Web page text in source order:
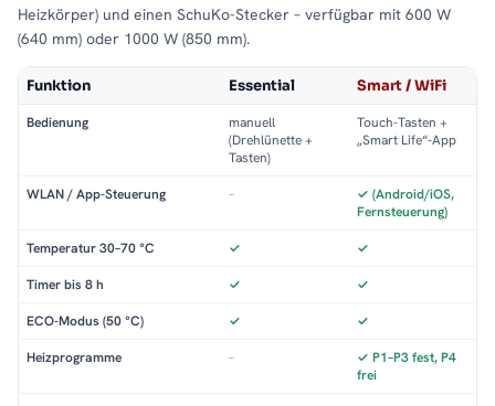
Heizkörper) und einen SchuKo-Stecker – verfügbar mit 600 W
(640 mm) oder 1000 W (850 mm).
Funktion Essential Smart / WiFi
Bedienung
manuell
(Drehlünette +
Tasten)
Touch-Tasten +
„Smart Life“-App
WLAN / App-Steuerung –
✓ (Android/iOS,
Fernsteuerung)
Temperatur 30–70 °C ✓ ✓
Timer bis 8 h ✓ ✓
ECO-Modus (50 °C) ✓ ✓
Heizprogramme –
✓ P1–P3 fest, P4
frei